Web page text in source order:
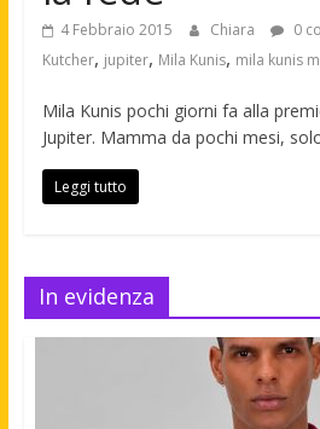
4 Febbraio 2015 Chiara 0
Kutcher, jupiter, Mila Kunis, mila kunis
Mila Kunis pochi giorni fa alla
Jupiter. Mamma da pochi mesi,
Leggi tutto
In evidenza